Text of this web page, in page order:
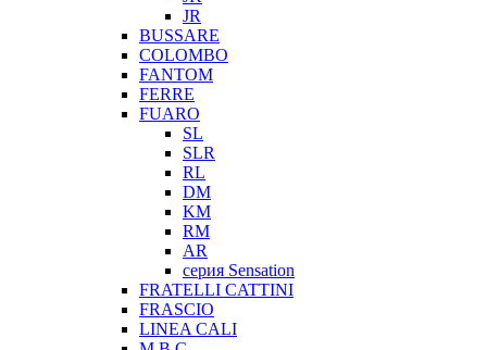
JR
BUSSARE
COLOMBO
FANTOM
FERRE
FUARO
SL
SLR
RL
DM
KM
RM
AR
серия Sensation
FRATELLI CATTINI
FRASCIO
LINEA CALI